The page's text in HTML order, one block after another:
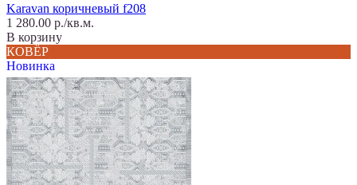
Karavan коричневый f208
1 280.00 р./кв.м.
В корзину
КОВЁР
Новинка